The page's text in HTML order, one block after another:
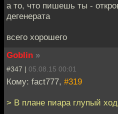
а то, что пишешь ты -
дегенерата
всего хорошего
Goblin »
#347 | 05.08.15 00:01
Кому: fact777, #319
> В плане пиара глупый